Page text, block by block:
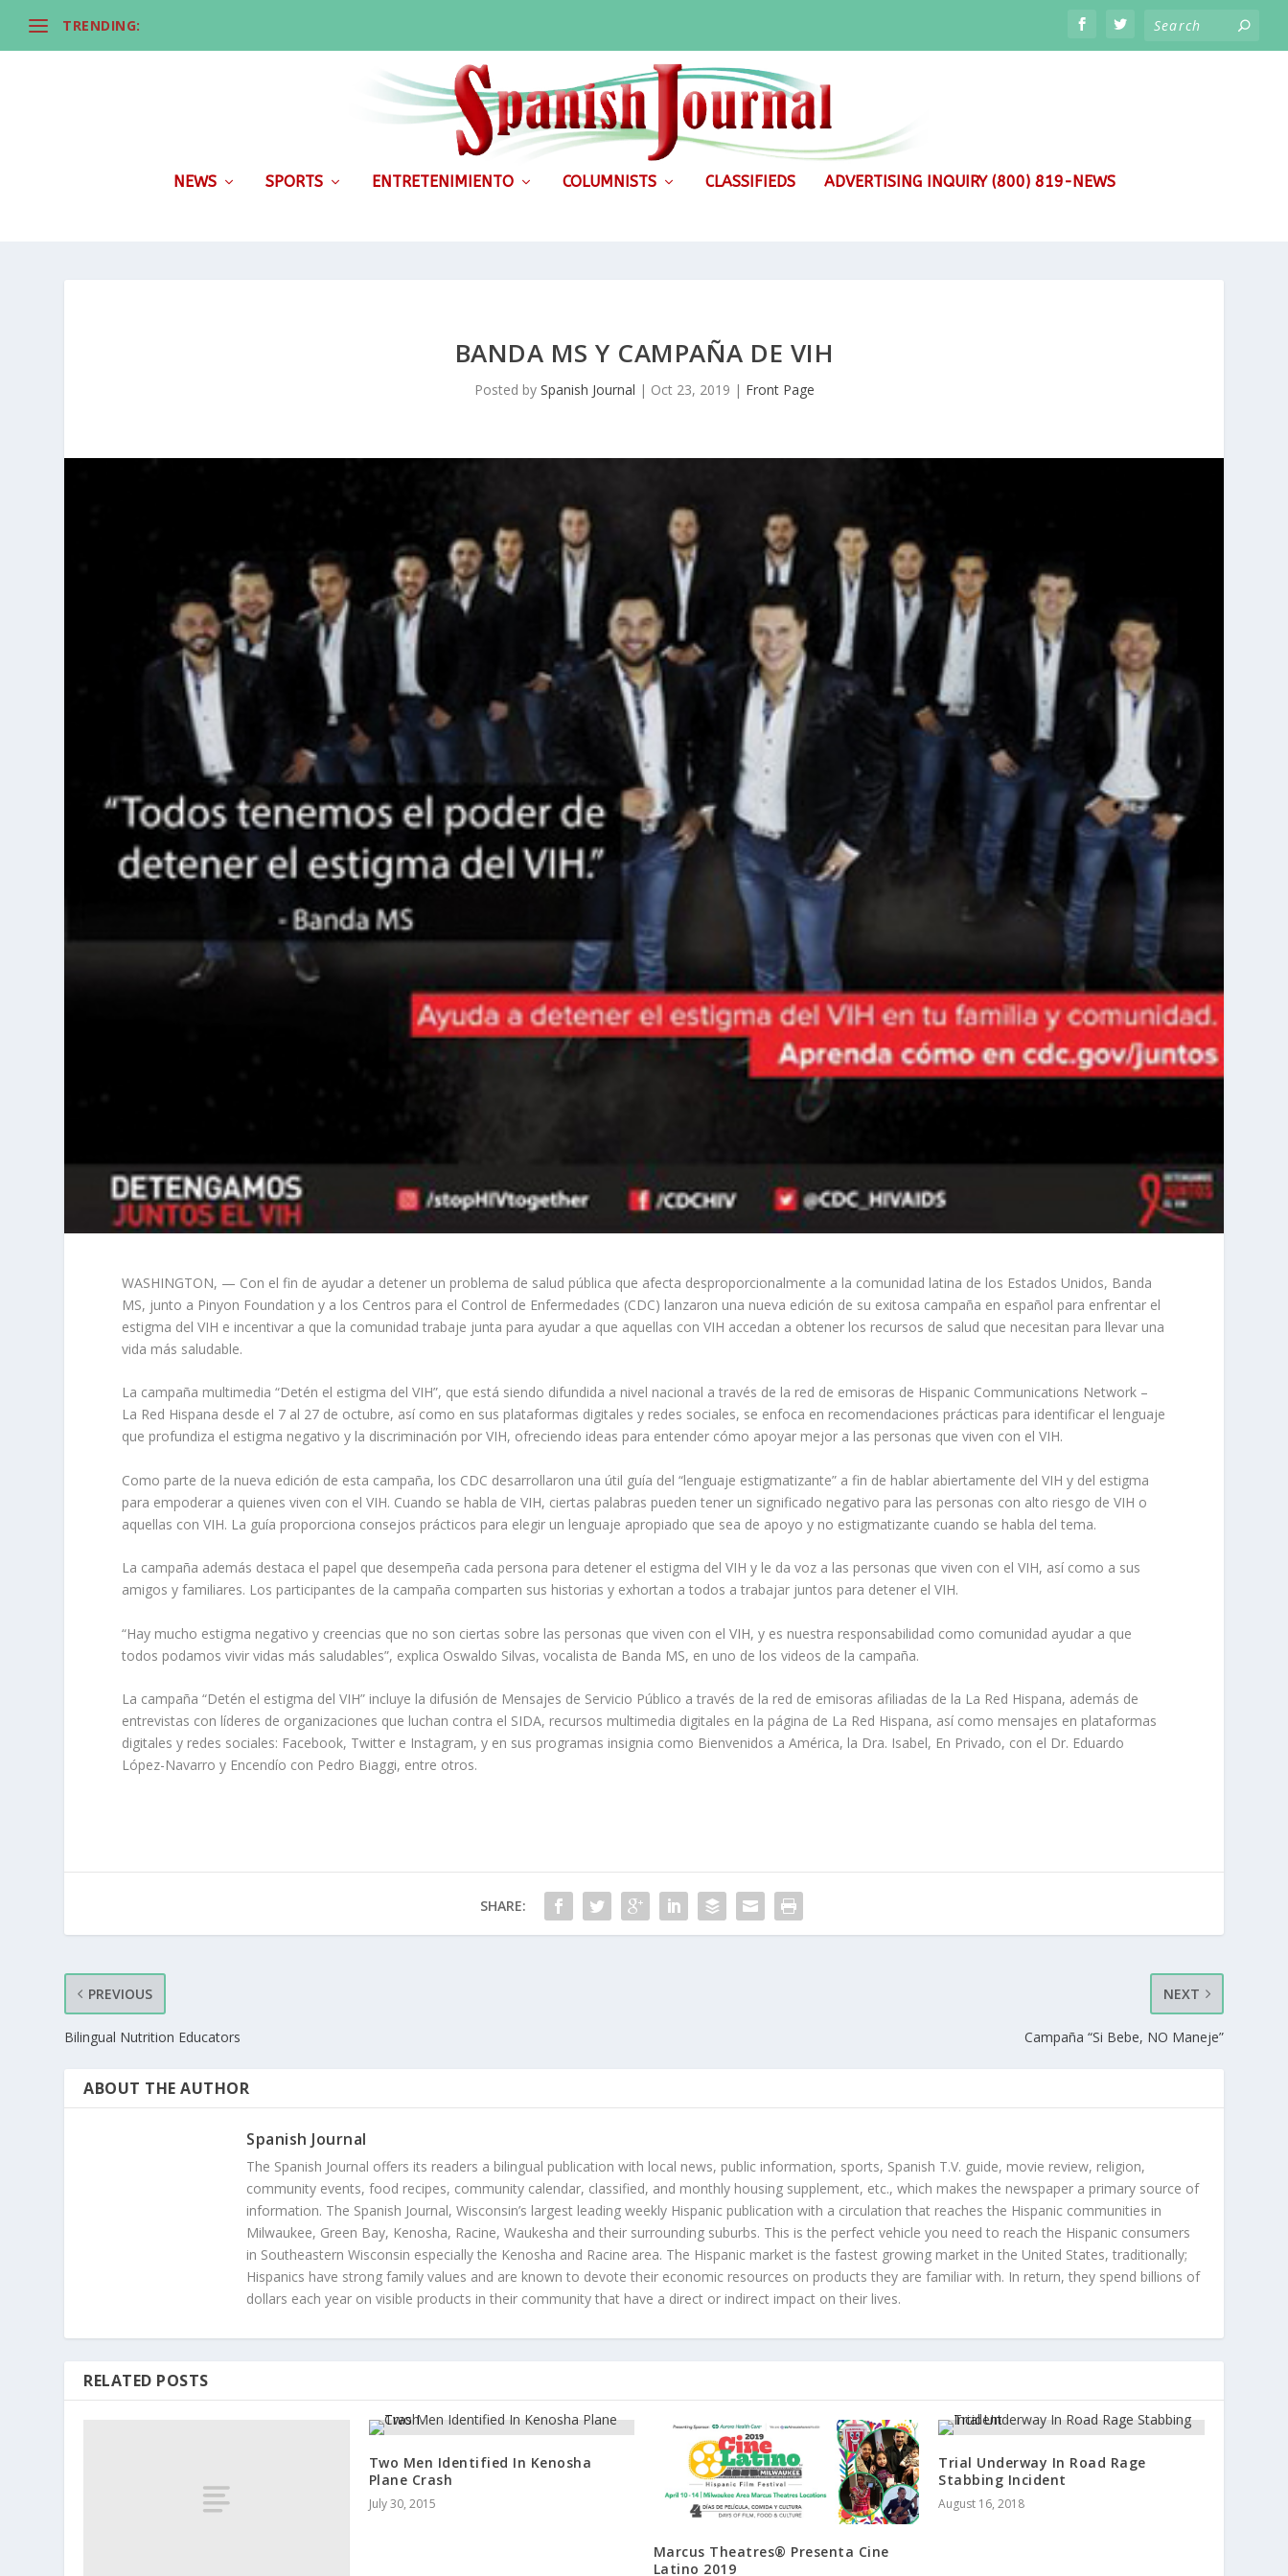
TRENDING:
NEWS SPORTS ENTRETENIMIENTO COLUMNISTS CLASSIFIEDS ADVERTISING INQUIRY (800) 819-NEWS
BANDA MS Y CAMPAÑA DE VIH
Posted by Spanish Journal | Oct 23, 2019 | Front Page
WASHINGTON, — Con el fin de ayudar a detener un problema de salud pública que afecta desproporcionalmente a la comunidad latina de los Estados Unidos, Banda
MS, junto a Pinyon Foundation y a los Centros para el Control de Enfermedades (CDC) lanzaron una nueva edición de su exitosa campaña en español para enfrentar el
estigma del VIH e incentivar a que la comunidad trabaje junta para ayudar a que aquellas con VIH accedan a obtener los recursos de salud que necesitan para llevar una
vida más saludable.
La campaña multimedia “Detén el estigma del VIH”, que está siendo difundida a nivel nacional a través de la red de emisoras de Hispanic Communications Network –
La Red Hispana desde el 7 al 27 de octubre, así como en sus plataformas digitales y redes sociales, se enfoca en recomendaciones prácticas para identificar el lenguaje
que profundiza el estigma negativo y la discriminación por VIH, ofreciendo ideas para entender cómo apoyar mejor a las personas que viven con el VIH.
Como parte de la nueva edición de esta campaña, los CDC desarrollaron una útil guía del “lenguaje estigmatizante” a fin de hablar abiertamente del VIH y del estigma
para empoderar a quienes viven con el VIH. Cuando se habla de VIH, ciertas palabras pueden tener un significado negativo para las personas con alto riesgo de VIH o
aquellas con VIH. La guía proporciona consejos prácticos para elegir un lenguaje apropiado que sea de apoyo y no estigmatizante cuando se habla del tema.
La campaña además destaca el papel que desempeña cada persona para detener el estigma del VIH y le da voz a las personas que viven con el VIH, así como a sus
amigos y familiares. Los participantes de la campaña comparten sus historias y exhortan a todos a trabajar juntos para detener el VIH.
“Hay mucho estigma negativo y creencias que no son ciertas sobre las personas que viven con el VIH, y es nuestra responsabilidad como comunidad ayudar a que
todos podamos vivir vidas más saludables”, explica Oswaldo Silvas, vocalista de Banda MS, en uno de los videos de la campaña.
La campaña “Detén el estigma del VIH” incluye la difusión de Mensajes de Servicio Público a través de la red de emisoras afiliadas de la La Red Hispana, además de
entrevistas con líderes de organizaciones que luchan contra el SIDA, recursos multimedia digitales en la página de La Red Hispana, así como mensajes en plataformas
digitales y redes sociales: Facebook, Twitter e Instagram, y en sus programas insignia como Bienvenidos a América, la Dra. Isabel, En Privado, con el Dr. Eduardo
López-Navarro y Encendío con Pedro Biaggi, entre otros.
SHARE:
PREVIOUS
Bilingual Nutrition Educators
NEXT
Campaña “Si Bebe, NO Maneje”
ABOUT THE AUTHOR
Spanish Journal
The Spanish Journal offers its readers a bilingual publication with local news, public information, sports, Spanish T.V. guide, movie review, religion,
community events, food recipes, community calendar, classified, and monthly housing supplement, etc., which makes the newspaper a primary source of
information. The Spanish Journal, Wisconsin’s largest leading weekly Hispanic publication with a circulation that reaches the Hispanic communities in
Milwaukee, Green Bay, Kenosha, Racine, Waukesha and their surrounding suburbs. This is the perfect vehicle you need to reach the Hispanic consumers
in Southeastern Wisconsin especially the Kenosha and Racine area. The Hispanic market is the fastest growing market in the United States, traditionally;
Hispanics have strong family values and are known to devote their economic resources on products they are familiar with. In return, they spend billions of
dollars each year on visible products in their community that have a direct or indirect impact on their lives.
RELATED POSTS
Two Men Identified In Kenosha
Plane Crash
July 30, 2015
Marcus Theatres® Presenta Cine
Latino 2019
Trial Underway In Road Rage
Stabbing Incident
August 16, 2018